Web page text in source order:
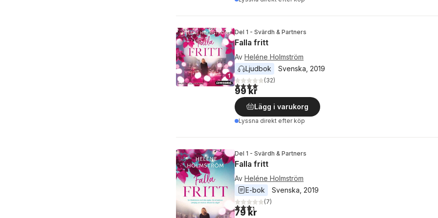
Del 1 - Svärdh & Partners
Falla fritt
Av Heléne Holmström
Ljudbok
Svenska 2019
4,1utav 5 stjärnor. Totalt antal röster:
(32)
99 kr
Lägg i varukorg
Lyssna direkt efter köp
Del 1 - Svärdh & Partners
Falla fritt
Av Heléne Holmström
E-bok
Svenska 2019
3,3utav 5 stjärnor. Totalt antal röster:
(7)
79 kr